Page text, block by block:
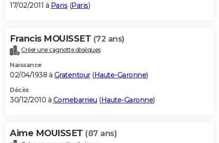
17/02/2011 à Paris (Paris)
Francis MOUISSET (72 ans)
Créer une cagnotte obsèques
Naissance
02/04/1938 à Gratentour(Haute-Garonne)
Décès
30/12/2010 à Cornebarrieu (Haute-Garonne)
Aime MOUISSET (87 ans)